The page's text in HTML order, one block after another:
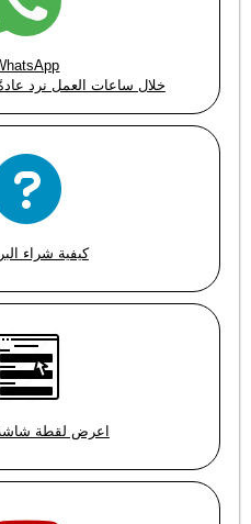
خلال ساعات العمل نرد
كيفية شراء
اعرض لقطة شاشة